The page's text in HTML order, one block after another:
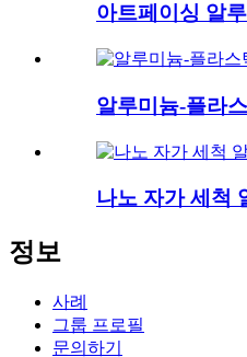
아트페이싱 알
알루미늄-플라
나노 자가 세척
정보
사례
그룹 프로필
문의하기